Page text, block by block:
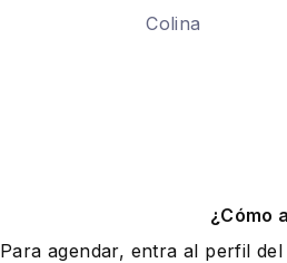
Colina
¿Cómo
Para agendar, entra al perfil